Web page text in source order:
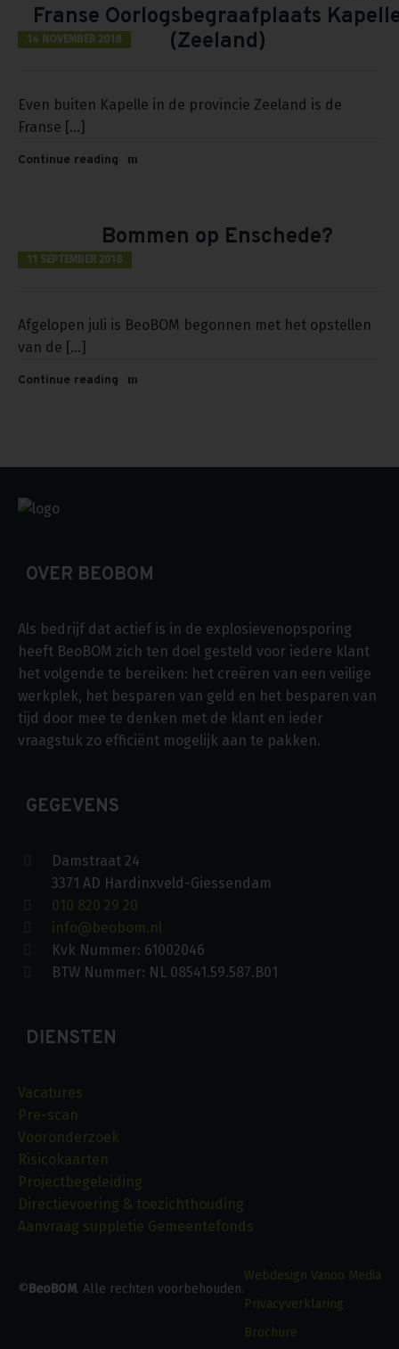
14 NOVEMBER 2018
Franse Oorlogsbegraafplaats
(Zeeland)
Even buiten Kapelle in de provincie Zeeland is de
Franse [...]
Continue reading
11 SEPTEMBER 2018
Bommen op Enschede?
Afgelopen juli is BeoBOM begonnen met het opstellen
van de [...]
Continue reading
OVER BEOBOM
Als bedrijf dat actief is in de explosievenopsporing
heeft BeoBOM zich ten doel gesteld voor iedere klant
het volgende te bereiken: het creëren van een veilige
werkplek, het besparen van geld en het besparen van
tijd door mee te denken met de klant en ieder
vraagstuk zo efficiënt mogelijk aan te pakken.
GEGEVENS
Damstraat 24
3371 AD Hardinxveld-Giessendam
010 820 29 20
info@beobom.nl
Kvk Nummer: 61002046
BTW Nummer: NL 08541.59.587.B01
DIENSTEN
Vacatures
Pre-scan
Vooronderzoek
Risicokaarten
Projectbegeleiding
Directievoering & toezichthouding
Aanvraag suppletie Gemeentefonds
a
© BeoBOM. Alle rechten voorbehouden.
Webdesign Vanoo Media
Privacyverklaring
Brochure